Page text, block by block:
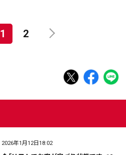
1 2
2026年1月12日18:02